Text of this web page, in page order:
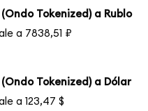
Tokenized) a Rublo
a 7838,51 ₽
Tokenized) a Dólar
a 123,47 $